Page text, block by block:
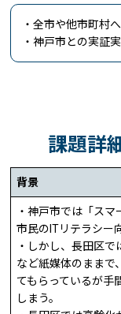
・全市や他市町村
・神戸市との実証
課題詳
背景
・神戸市では「ス
市民のITリテラシー
・しかし、長田区
など紙媒体のままで
てもらっているが手
しまう。